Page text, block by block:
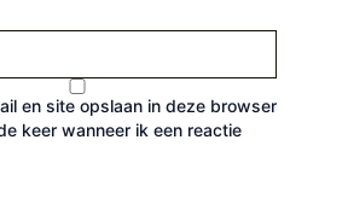
en site opslaan in deze browser
keer wanneer ik een reactie